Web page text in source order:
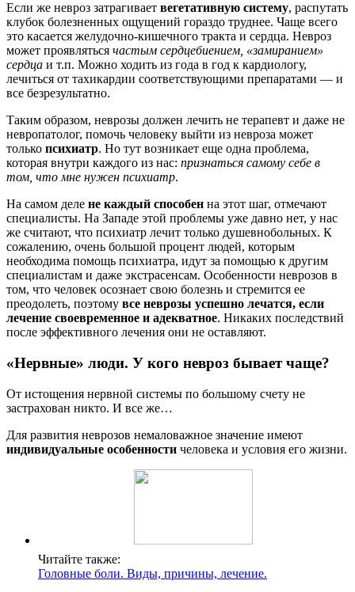
Если же невроз затрагивает вегетативную систему, распутать
клубок болезненных ощущений гораздо труднее. Чаще всего
это касается желудочно-кишечного тракта и сердца. Невроз
может проявляться частым сердцебиением, «замиранием»
сердца и т.п. Можно ходить из года в год к кардиологу,
лечиться от тахикардии соответствующими препаратами — и
все безрезультатно.
Таким образом, неврозы должен лечить не терапевт и даже не
невропатолог, помочь человеку выйти из невроза может
только психиатр. Но тут возникает еще одна проблема,
которая внутри каждого из нас: признаться самому себе в
том, что мне нужен психиатр.
На самом деле не каждый способен на этот шаг, отмечают
специалисты. На Западе этой проблемы уже давно нет, у нас
же считают, что психиатр лечит только душевнобольных. К
сожалению, очень большой процент людей, которым
необходима помощь психиатра, идут за помощью к другим
специалистам и даже экстрасенсам. Особенности неврозов в
том, что человек осознает свою болезнь и стремится ее
преодолеть, поэтому все неврозы успешно лечатся, если
лечение своевременное и адекватное. Никаких последствий
после эффективного лечения они не оставляют.
«Нервные» люди. У кого невроз бывает чаще?
От истощения нервной системы по большому счету не
застрахован никто. И все же…
Для развития неврозов немаловажное значение имеют
индивидуальные особенности человека и условия его жизни.
Читайте также:
Головные боли. Виды, причины, лечение.